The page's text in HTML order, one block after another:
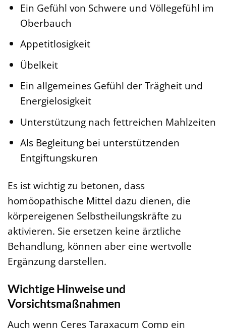
Ein Gefühl von Schwere und Völlegefühl im
Oberbauch
Appetitlosigkeit
Übelkeit
Ein allgemeines Gefühl der Trägheit und
Energielosigkeit
Unterstützung nach fettreichen Mahlzeiten
Als Begleitung bei unterstützenden
Entgiftungskuren
Es ist wichtig zu betonen, dass
homöopathische Mittel dazu dienen, die
körpereigenen Selbstheilungskräfte zu
aktivieren. Sie ersetzen keine ärztliche
Behandlung, können aber eine wertvolle
Ergänzung darstellen.
Wichtige Hinweise und
Vorsichtsmaßnahmen
Auch wenn Ceres Taraxacum Comp ein